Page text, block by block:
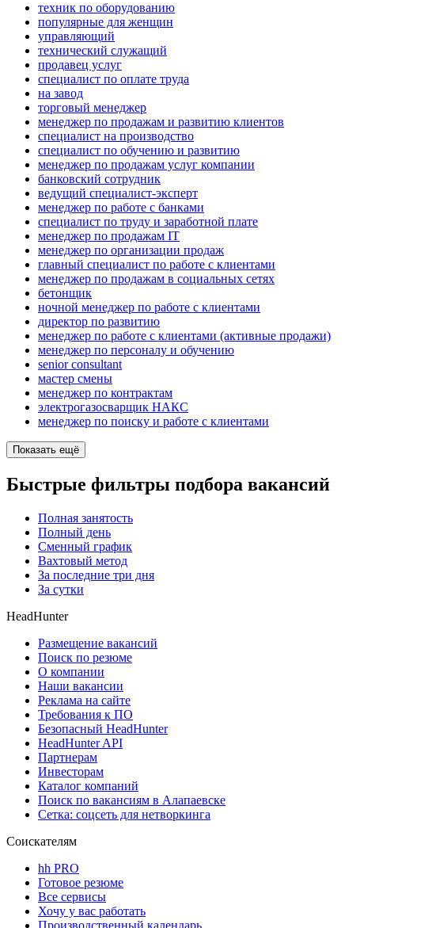
техник по оборудованию
популярные для женщин
управляющий
технический служащий
продавец услуг
специалист по оплате труда
на завод
торговый менеджер
менеджер по продажам и развитию клиентов
специалист на производство
специалист по обучению и развитию
менеджер по продажам услуг компании
банковский сотрудник
ведущий специалист-эксперт
менеджер по работе с банками
специалист по труду и заработной плате
менеджер по продажам IT
менеджер по организации продаж
главный специалист по работе с клиентами
менеджер по продажам в социальных сетях
бетонщик
ночной менеджер по работе с клиентами
директор по развитию
менеджер по работе с клиентами (активные продажи)
менеджер по персоналу и обучению
senior consultant
мастер смены
менеджер по контрактам
электрогазосварщик НАКС
менеджер по поиску и работе с клиентами
Показать ещё
Быстрые фильтры подбора вакансий
Полная занятость
Полный день
Сменный график
Вахтовый метод
За последние три дня
За сутки
HeadHunter
Размещение вакансий
Поиск по резюме
О компании
Наши вакансии
Реклама на сайте
Требования к ПО
Безопасный HeadHunter
HeadHunter API
Партнерам
Инвесторам
Каталог компаний
Поиск по вакансиям в Алапаевске
Сетка: соцсеть для нетворкинга
Соискателям
hh PRO
Готовое резюме
Все сервисы
Хочу у вас работать
Производственный календарь